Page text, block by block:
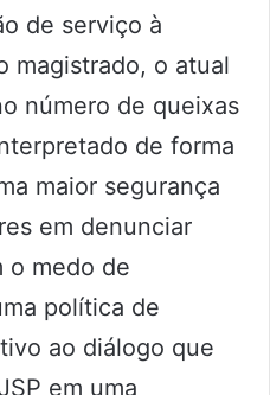
de serviço à
magistrado, o atual
número de queixas
de forma
maior segurança
em denunciar
o medo de
política de
ao diálogo que
em uma